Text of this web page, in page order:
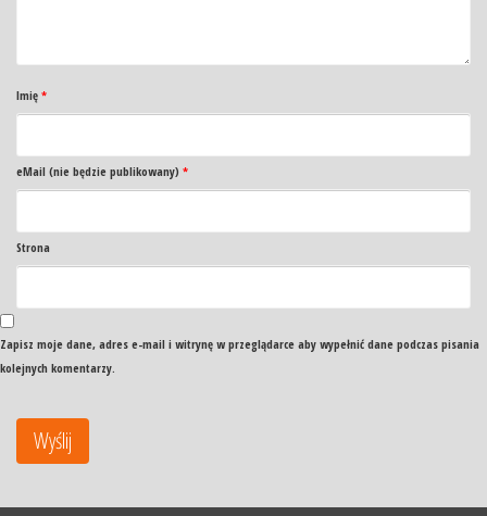
Imię *
eMail (nie będzie publikowany) *
Strona
Zapisz moje dane, adres e-mail i witrynę w przeglądarce aby wypełnić dane podczas pisania
kolejnych komentarzy.